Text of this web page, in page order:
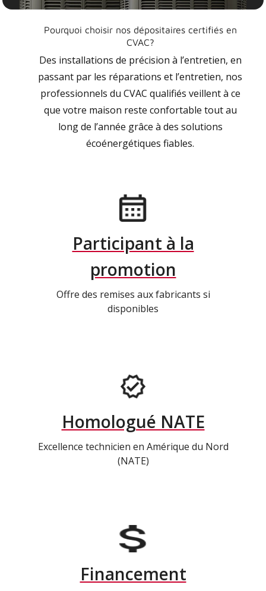
Pourquoi choisir nos dépositaires certifiés en
CVAC?
Des installations de précision à l’entretien, en
passant par les réparations et l’entretien, nos
professionnels du CVAC qualifiés veillent à ce
que votre maison reste confortable tout au
long de l’année grâce à des solutions
écoénergétiques fiables.
Participant à la
promotion
Offre des remises aux fabricants si
disponibles
Homologué NATE
Excellence technicien en Amérique du Nord
(NATE)
Financement